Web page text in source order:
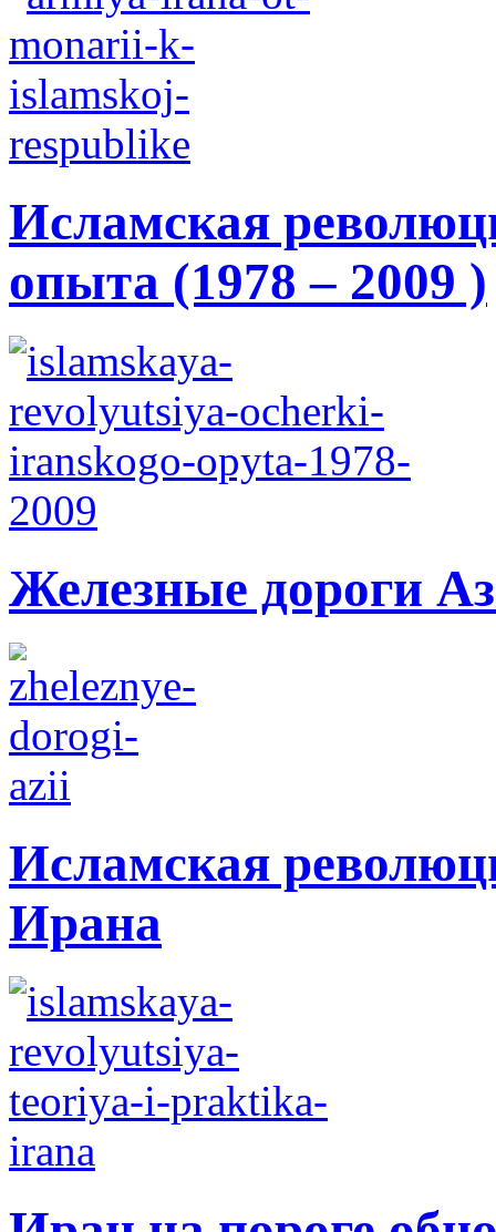
Исламская
опыта (1978 – 2009 )
Железные дороги
Исламская
Ирана